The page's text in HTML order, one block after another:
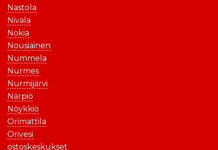
Nastola
Nivala
Nokia
Nousiainen
Nummela
Nurmes
Nurmijärvi
Närpiö
Nöykkiö
Orimattila
Orivesi
ostoskeskukset